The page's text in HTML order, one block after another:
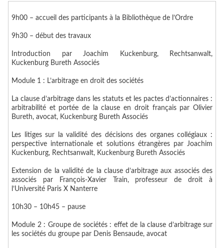
9h00 – accueil des participants à la Bibliothèque de l’Ordre
9h30 – début des travaux
Introduction par Joachim Kuckenburg, Rechtsanwalt,
Kuckenburg Bureth Associés
Module 1 : L’arbitrage en droit des sociétés
La clause d’arbitrage dans les statuts et les pactes d’actionnaires :
arbitrabilité et portée de la clause en droit français par Olivier
Bureth, avocat, Kuckenburg Bureth Associés
Les litiges sur la validité des décisions des organes collégiaux :
perspective internationale et solutions étrangères par Joachim
Kuckenburg, Rechtsanwalt, Kuckenburg Bureth Associés
Extension de la validité de la clause d’arbitrage aux associés des
associés par François-Xavier Train, professeur de droit à
l’Université Paris X Nanterre
10h30 – 10h45 – pause
Module 2 : Groupe de sociétés : effet de la clause d’arbitrage sur
les sociétés du groupe par Denis Bensaude, avocat